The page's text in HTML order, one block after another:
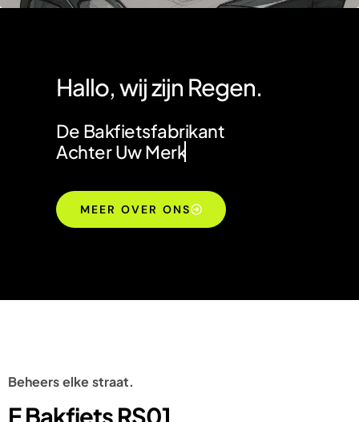
Hallo, wij zijn Regen.
De Bakfietsfabrikant
Achter Uw Merk
MEER OVER ONS
Beheers elke straat.
E Bakfiets RS01